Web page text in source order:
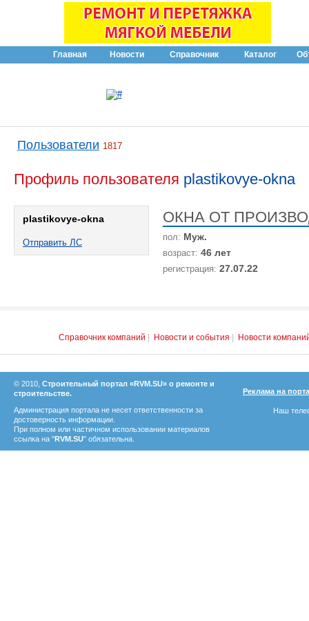
Главная Новости Справочник Каталог
Пользователи 1817
Профиль пользователя plastikovye-okna
plastikovye-okna
Отправить ЛС
ОКНА ОТ
пол: Муж.
возраст: 46 лет
регистрация: 27.07.22
Справочник компаний Новости и события Новости
© 2010, Строительный портал «RVM.SU» о ремонте и
строительстве.
Администрация портала не несет ответственности за
достоверность информации.
При полном или частичном использовании материалов
ссылка на "RVM.SU" обязательна.
Реклама на
Наш